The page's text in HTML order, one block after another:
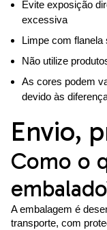
Evite exposição
excessiva
Limpe com
Não utilize
As cores podem
devido às
Envio,
Como o
A embalagem é
transporte, com